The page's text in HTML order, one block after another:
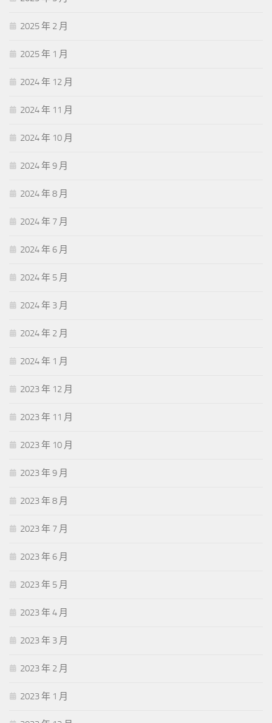
2025 年 2 月
2025 年 1 月
2024 年 12 月
2024 年 11 月
2024 年 10 月
2024 年 9 月
2024 年 8 月
2024 年 7 月
2024 年 6 月
2024 年 5 月
2024 年 3 月
2024 年 2 月
2024 年 1 月
2023 年 12 月
2023 年 11 月
2023 年 10 月
2023 年 9 月
2023 年 8 月
2023 年 7 月
2023 年 6 月
2023 年 5 月
2023 年 4 月
2023 年 3 月
2023 年 2 月
2023 年 1 月